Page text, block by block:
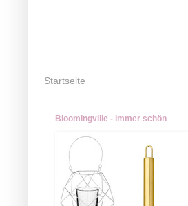
Startseite
Bloomingville - immer schön